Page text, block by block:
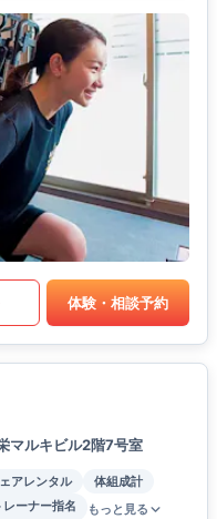
体験・相談予約
マルキビル2階7号室
アレンタル
体組成計
レーナー指名 もっと見る